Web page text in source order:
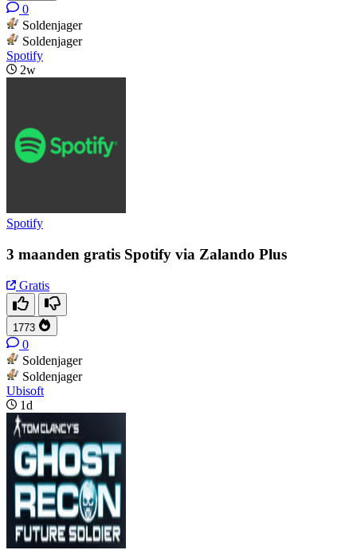
0
Soldenjager
Soldenjager
Spotify
2w
Spotify
3 maanden gratis Spotify via Zalando Plus
Gratis
1773
0
Soldenjager
Soldenjager
Ubisoft
1d